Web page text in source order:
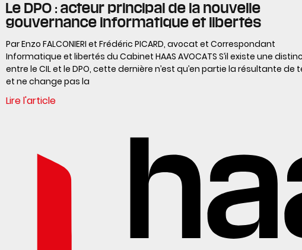
Le DPO : acteur principal de la nouvelle
gouvernance informatique et libertés
Par Enzo FALCONIERI et Frédéric PICARD, avocat et Correspondant
Informatique et libertés du Cabinet HAAS AVOCATS S’il existe une
entre le CIL et le DPO, cette dernière n’est qu’en partie la résultante de
et ne change pas la
Lire l'article